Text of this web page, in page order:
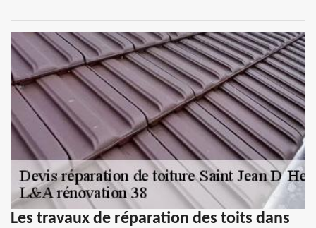
Les travaux de réparation des toits dans